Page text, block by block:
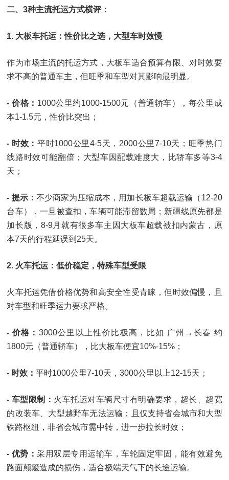
二、3种主流托运方式横评：
1. 大板车托运：性价比之选，大型车时效慢
作为市场主流的托运方式，大板车适合预算有限、对时效要
求不高的普通车主，但旺季和车型对其影响最明显。
- 价格： 1000公里约1000-1500元（普通轿车），每公里成
本1-1.5元，性价比突出；
- 时效： 平时1000公里4-5天，2000公里7-10天；旺季热门
线路时效可能翻倍；大型车因配载难度大，比轿车多等3-4
天；
- 提示： 不少商家为压缩成本，用加长板车超载运输（12-20
台车），一旦被查扣，车辆可能滞留数周；新疆线原先都是
加长版，8-9月就有很多车主因大板车超载被扣内蒙古，原
本7天的行程延误到25天。
2. 火车托运：低价稳定，特殊车型受限
火车托运凭借价格优势和高安全性受青睐，但时效偏慢，且
对车型和旺季运力要求严格。
- 价格： 3000公里以上性价比极高，比如 广州→长春 约
1800元（普通轿车），比大板车便宜10%-15%；
- 时效：平时1000公里7-10天，3000公里以上12-15天；
- 车型限制： 火车托运对车辆尺寸有明确要求，超长、超宽
的改装车、大型越野车无法运输；且仅支持省会城市和大型
铁路枢纽，非省会城市需中转，进一步拉长时效；
- 优势：采用双层专用运输车，车轮固定牢固，能有效避免
路面颠簸造成的损伤，适合极端天气下的长途运输。